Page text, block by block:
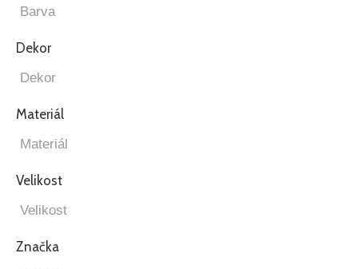
Dekor
Materiál
Velikost
Značka